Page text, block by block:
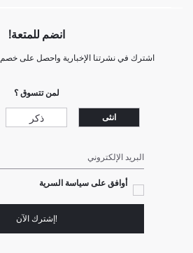
انضم للمتعة!
اشترك في نشرتنا الإخبارية واحصل على خصم 10٪ على تسوقك الأول!
لمن تتسوق ؟
انثى ذكر
البريد الإلكتروني
أوافق على سياسة السرية
!إشترك الآن